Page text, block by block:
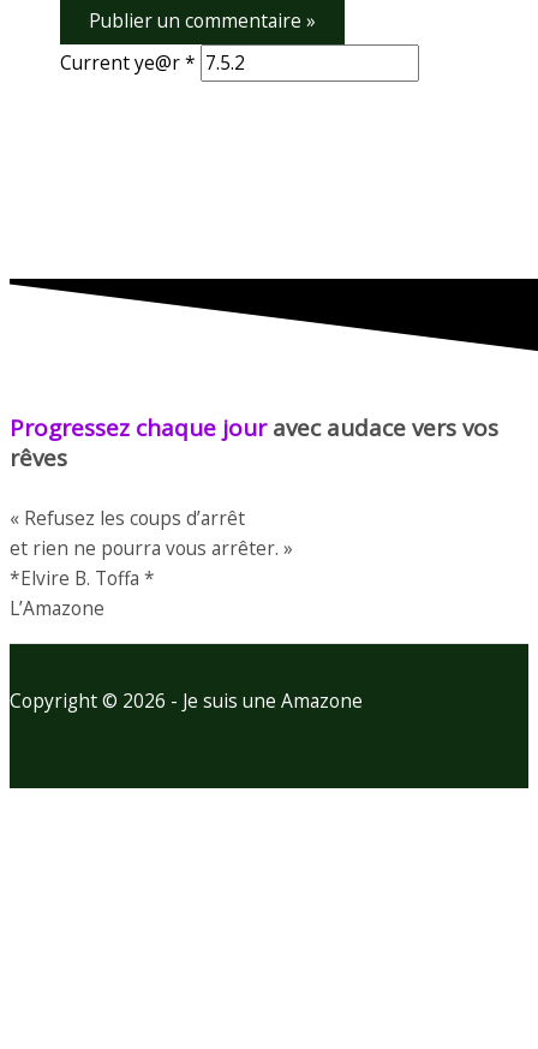
Current ye@r*
Progressez chaque jour avec audace vers vos
rêves
« Refusez les coups d’arrêt
et rien ne pourra vous arrêter. »
*Elvire B. Toffa *
L’Amazone
Copyright © 2026 - Je suis une Amazone